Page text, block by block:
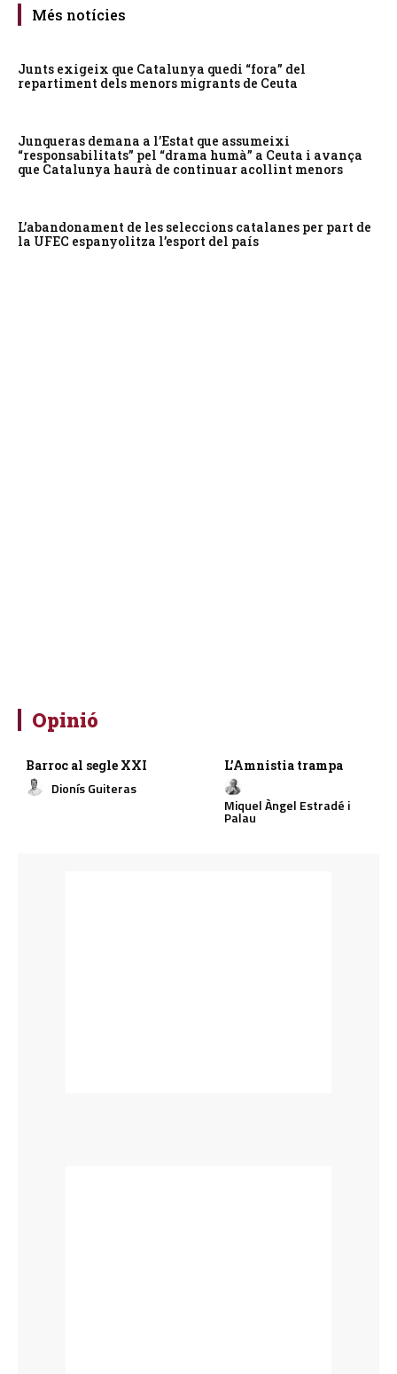
Més notícies
Junts exigeix que Catalunya quedi “fora” del
repartiment dels menors migrants de Ceuta
Junqueras demana a l’Estat que assumeixi
“responsabilitats” pel “drama humà” a Ceuta i avança
que Catalunya haurà de continuar acollint menors
L’abandonament de les seleccions catalanes per part de
la UFEC espanyolitza l’esport del país
Opinió
Barroc al segle XXI
Dionís Guiteras
L’Amnistia trampa
Miquel Àngel Estradé i
Palau